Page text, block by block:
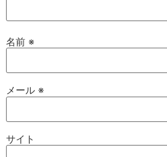
名前 ※
メール ※
サイト